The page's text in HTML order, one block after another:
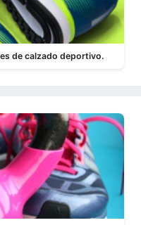
de calzado deportivo.